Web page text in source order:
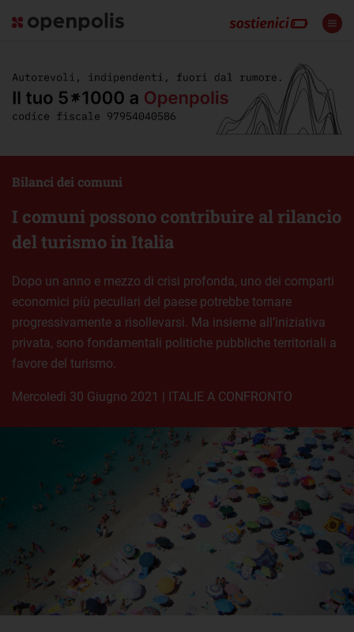
I comuni possono contribuire al rilancio
del turismo in Italia
Bilanci dei comuni
Dopo un anno e mezzo di crisi profonda, uno dei comparti
economici più peculiari del paese potrebbe tornare
progressivamente a risollevarsi. Ma insieme all’iniziativa
privata, sono fondamentali politiche pubbliche territoriali a
favore del turismo.
mercoledì 30 Giugno 2021 | ITALIE A CONFRONTO